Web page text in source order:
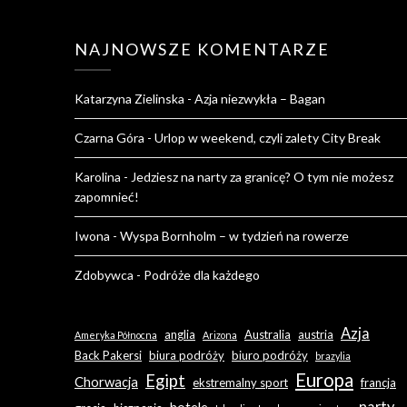
NAJNOWSZE KOMENTARZE
Katarzyna Zielinska - Azja niezwykła – Bagan
Czarna Góra - Urlop w weekend, czyli zalety City Break
Karolina - Jedziesz na narty za granicę? O tym nie możesz
zapomnieć!
Iwona - Wyspa Bornholm – w tydzień na rowerze
Zdobywca - Podróże dla każdego
Ameryka Północna anglia Arizona Australia austria Azja
Back Pakersi biura podróży biuro podróży brazylia
Chorwacja Egipt ekstremalny sport Europa francja